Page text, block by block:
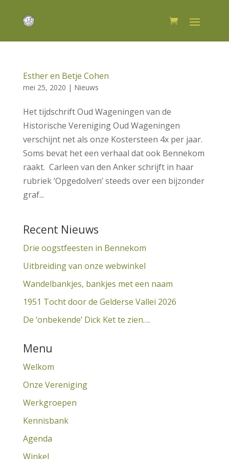
Esther en Betje Cohen
mei 25, 2020 | Nieuws
Het tijdschrift Oud Wageningen van de
Historische Vereniging Oud Wageningen
verschijnt net als onze Kostersteen 4x per jaar.
Soms bevat het een verhaal dat ook Bennekom
raakt. Carleen van den Anker schrijft in haar
rubriek ‘Opgedolven’ steeds over een bijzonder
graf...
Recent Nieuws
Drie oogstfeesten in Bennekom
Uitbreiding van onze webwinkel
Wandelbankjes, bankjes met een naam
1951 Tocht door de Gelderse Vallei 2026
De ‘onbekende’ Dick Ket te zien….
Menu
Welkom
Onze Vereniging
Werkgroepen
Kennisbank
Agenda
Winkel